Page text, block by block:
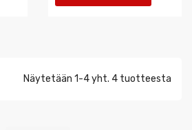
Näytetään 1-4 yht. 4 tuotteesta